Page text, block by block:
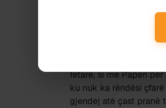
Me kalimin e kohës,
nuk ia ofron publikut
fetare, si me Papën
ku nuk ka rëndësi
gjendej atë çast pranë